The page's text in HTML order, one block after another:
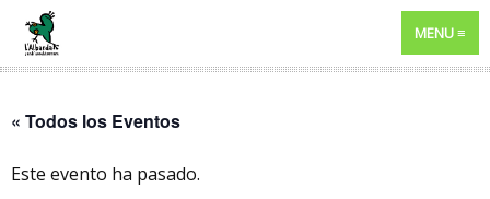
MENU
« Todos los Eventos
Este evento ha pasado.